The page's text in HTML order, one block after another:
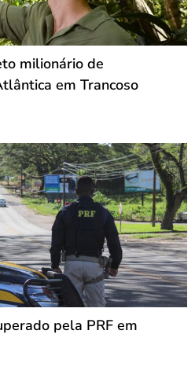
milionário de
em Trancoso
pela PRF em